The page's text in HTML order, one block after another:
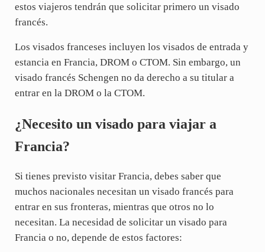
estos viajeros tendrán que solicitar primero un visado
francés.
Los visados franceses incluyen los visados de entrada y
estancia en Francia, DROM o CTOM. Sin embargo, un
visado francés Schengen no da derecho a su titular a
entrar en la DROM o la CTOM.
¿Necesito un visado para viajar a
Francia?
Si tienes previsto visitar Francia, debes saber que
muchos nacionales necesitan un visado francés para
entrar en sus fronteras, mientras que otros no lo
necesitan. La necesidad de solicitar un visado para
Francia o no, depende de estos factores: